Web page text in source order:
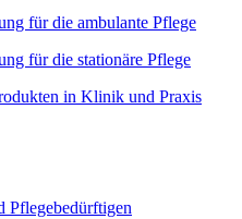
für die ambulante Pflege
für die stationäre Pflege
in Klinik und Praxis
Pflegebedürftigen